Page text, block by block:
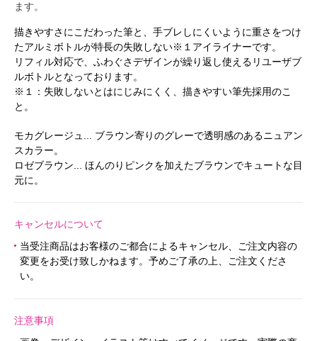
ます。
描きやすさにこだわった筆と、手ブレしにくいように重さをつけ
たアルミボトルが特長の失敗しない※１アイライナーです。
リフィル対応で、ふわぐさデザインが繰り返し使えるリユーザブ
ルボトルとなっております。
※１：失敗しないとはにじみにくく、描きやすい筆先採用のこ
と。
モカグレージュ... ブラウン寄りのグレーで透明感のあるニュアン
スカラー。
ロゼブラウン... ほんのりピンクを加えたブラウンでキュートな目
元に。
キャンセルについて
当受注商品はお客様のご都合によるキャンセル、ご注文内容の
変更をお受け致しかねます。予めご了承の上、ご注文くださ
い。
注意事項